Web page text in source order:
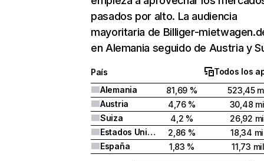
pasados por alto. La audiencia
mayoritaria de Billiger-
en Alemania seguido de Austria y
País
Todos los
Alemania
81,69 %
523,45
Austria
4,76 %
30,48
Suiza
4,2 %
26,92
Estados Unidos
2,86 %
18,34
España
1,83 % 11,73 mil